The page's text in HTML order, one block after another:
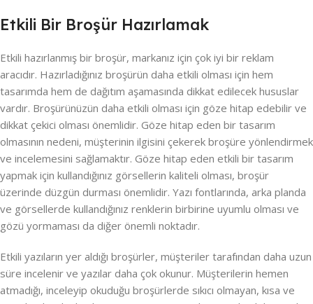
Etkili Bir Broşür Hazırlamak
Etkili hazırlanmış bir broşür, markanız için çok iyi bir reklam
aracıdır. Hazırladığınız broşürün daha etkili olması için hem
tasarımda hem de dağıtım aşamasında dikkat edilecek hususlar
vardır. Broşürünüzün daha etkili olması için göze hitap edebilir ve
dikkat çekici olması önemlidir. Göze hitap eden bir tasarım
olmasının nedeni, müşterinin ilgisini çekerek broşüre yönlendirmek
ve incelemesini sağlamaktır. Göze hitap eden etkili bir tasarım
yapmak için kullandığınız görsellerin kaliteli olması, broşür
üzerinde düzgün durması önemlidir. Yazı fontlarında, arka planda
ve görsellerde kullandığınız renklerin birbirine uyumlu olması ve
gözü yormaması da diğer önemli noktadır.
Etkili yazıların yer aldığı broşürler, müşteriler tarafından daha uzun
süre incelenir ve yazılar daha çok okunur. Müşterilerin hemen
atmadığı, inceleyip okuduğu broşürlerde sıkıcı olmayan, kısa ve